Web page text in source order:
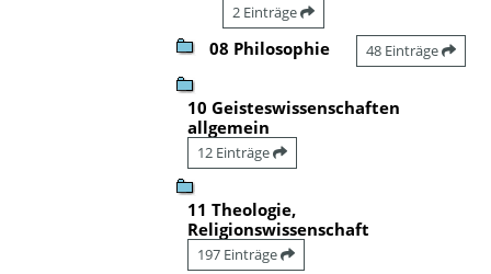
2 Einträge
08 Philosophie 48 Einträge
10 Geisteswissenschaften
allgemein
12 Einträge
11 Theologie,
Religionswissenschaft
197 Einträge